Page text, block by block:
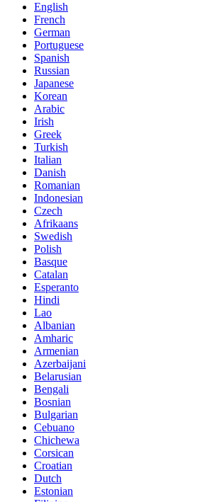
English
French
German
Portuguese
Spanish
Russian
Japanese
Korean
Arabic
Irish
Greek
Turkish
Italian
Danish
Romanian
Indonesian
Czech
Afrikaans
Swedish
Polish
Basque
Catalan
Esperanto
Hindi
Lao
Albanian
Amharic
Armenian
Azerbaijani
Belarusian
Bengali
Bosnian
Bulgarian
Cebuano
Chichewa
Corsican
Croatian
Dutch
Estonian